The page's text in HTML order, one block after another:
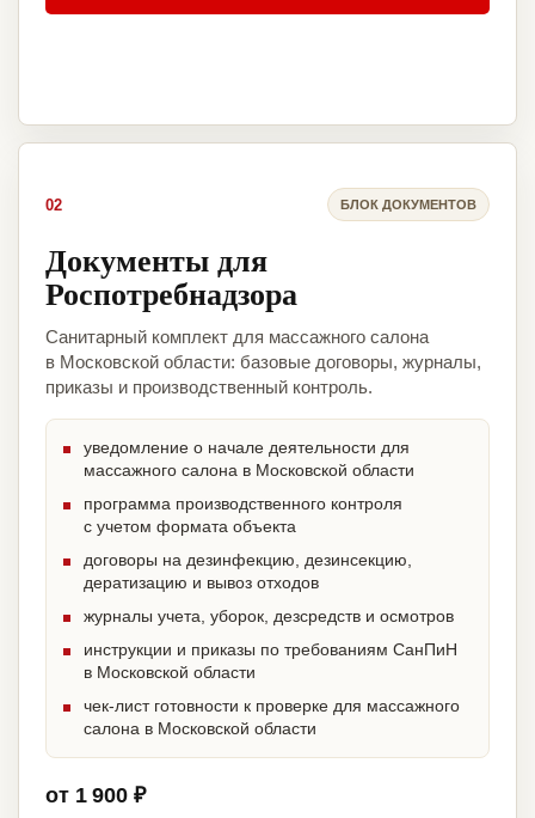
02 БЛОК ДОКУМЕНТОВ
Документы для
Роспотребнадзора
Санитарный комплект для массажного салона
в Московской области: базовые договоры, журналы,
приказы и производственный контроль.
уведомление о начале деятельности для
массажного салона в Московской области
программа производственного контроля
с учетом формата объекта
договоры на дезинфекцию, дезинсекцию,
дератизацию и вывоз отходов
журналы учета, уборок, дезсредств и осмотров
инструкции и приказы по требованиям СанПиН
в Московской области
чек-лист готовности к проверке для массажного
салона в Московской области
от 1 900 ₽